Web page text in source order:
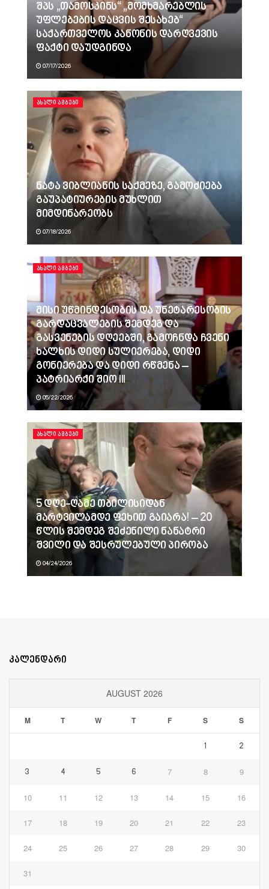
შპს „თამოსკინს“ „მომხმარებლის
უფლებების დაცვის შესახებ“
საქართველოს კანონის დარღვევის
ფაქტი დაუდგინდა
07/17/2026
ᲐᲮᲐᲚᲘ ᲐᲛᲑᲔᲑᲘ
ნატა ვიბლიანის საქმეზე, გამოძიება
გაუპატიურების მუხლით
მიმდინარეობს
07/18/2026
ᲐᲮᲐᲚᲘ ᲐᲛᲑᲔᲑᲘ
მისი უწმინდესობის და უნეტარესობის
გარდაცვალების შემდეგ და
გასვენების დღეებში, გამოჩნდა ჩვენი
ხალხის დიდი სულიერება, დიდი
გონიერება და დიდი რწმენა –
პატრიარქი შიო III
05/22/2026
ᲐᲮᲐᲚᲘ ᲐᲛᲑᲔᲑᲘ
5 დღე-ღამე თბილისიდან
მარტვილამდე ფეხით გაიარა! – 20
წლის შემდეგ შეძენილი ნანატრი
შვილი და შესრულებული პირობა
04/24/2026
კალენდარი
AUGUST 2026
M T W T F S S
1 2
3 4 5 6 7 8 9
10 11 12 13 14 15 16
17 18 19 20 21 22 23
24 25 26 27 28 29 30
31